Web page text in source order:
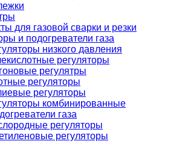
для газовой сварки и резки
и подогреватели газа
низкого давления
регуляторы
регулятры
регуляторы
регуляторы
комбинированные
газа
регуляторы
регуляторы